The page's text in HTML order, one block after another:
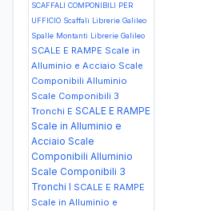
SCAFFALI COMPONIBILI PER
UFFICIO Scaffali Librerie Galileo
Spalle Montanti Librerie Galileo
SCALE E RAMPE Scale in
Alluminio e Acciaio Scale
Componibili Alluminio
Scale Componibili 3
Tronchi E SCALE E RAMPE
Scale in Alluminio e
Acciaio Scale
Componibili Alluminio
Scale Componibili 3
Tronchi I SCALE E RAMPE
Scale in Alluminio e